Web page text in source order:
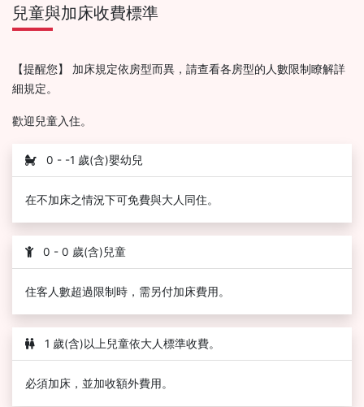
兒童與加床收費標準
【提醒您】 加床規定依房型而異，請查看各房型的人數限制瞭解詳
細規定。
歡迎兒童入住。
0 - -1 歲(含)嬰幼兒
在不加床之情況下可免費與大人同住。
0 - 0 歲(含)兒童
住客人數超過限制時，需另付加床費用。
1 歲(含)以上兒童依大人標準收費。
必須加床，並加收額外費用。